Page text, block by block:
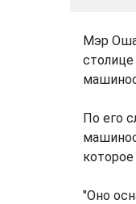
Мэр
По его
"Оно